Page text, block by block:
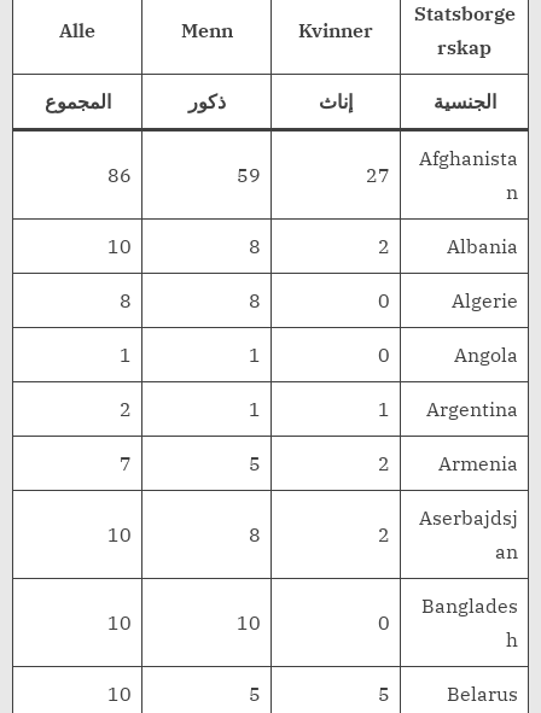
Statsborge
rskap
Kvinner
Menn
Alle
الجنسية إناث ذكور المجموع
Afghanista
n
27
59
86
Albania
2
8
10
Algerie
0
8
8
Angola
0
1
1
Argentina
1
1
2
Armenia
2
5
7
Aserbajdsj
an
2
8
10
Banglades
h
0
10
10
Belarus
5
5
10